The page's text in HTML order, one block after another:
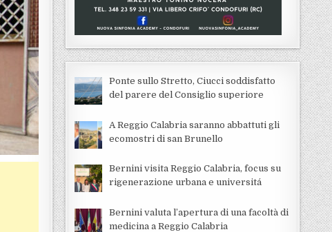
Ponte sullo Stretto, Ciucci soddisfatto
del parere del Consiglio superiore
A Reggio Calabria saranno abbattuti gli
ecomostri di san Brunello
Bernini visita Reggio Calabria, focus su
rigenerazione urbana e universitá
Bernini valuta l’apertura di una facoltà di
medicina a Reggio Calabria